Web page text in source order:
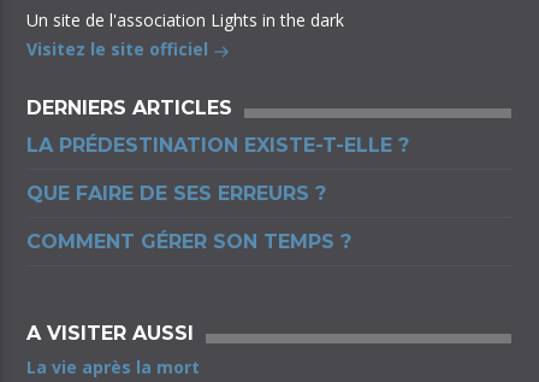
Un site de l'association Lights in the dark
Visitez le site officiel
DERNIERS ARTICLES
LA PRÉDESTINATION EXISTE-T-ELLE ?
QUE FAIRE DE SES ERREURS ?
COMMENT GÉRER SON TEMPS ?
A VISITER AUSSI
La vie après la mort